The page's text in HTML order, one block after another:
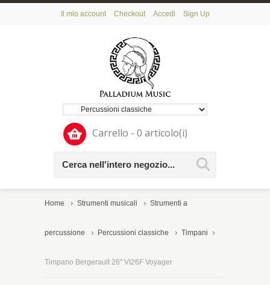
Il mio account Checkout Accedi Sign Up
Carrello - 0 articolo(i)
Home Strumenti musicali Strumenti a
percussione Percussioni classiche Timpani
Timpano Bergerault 26" VI26F Voyager